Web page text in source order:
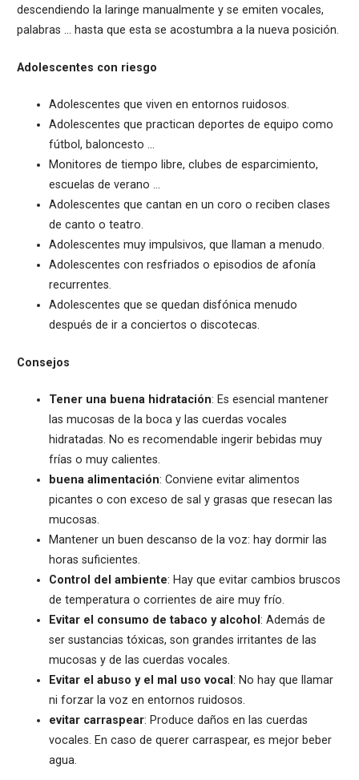
descendiendo la laringe manualmente y se emiten vocales,
palabras … hasta que esta se acostumbra a la nueva posición.
Adolescentes con riesgo
Adolescentes que viven en entornos ruidosos.
Adolescentes que practican deportes de equipo como
fútbol, ​​baloncesto …
Monitores de tiempo libre, clubes de esparcimiento,
escuelas de verano …
Adolescentes que cantan en un coro o reciben clases
de canto o teatro.
Adolescentes muy impulsivos, que llaman a menudo.
Adolescentes con resfriados o episodios de afonía
recurrentes.
Adolescentes que se quedan disfónica menudo
después de ir a conciertos o discotecas.
Consejos
Tener una buena hidratación: Es esencial mantener
las mucosas de la boca y las cuerdas vocales
hidratadas. No es recomendable ingerir bebidas muy
frías o muy calientes.
buena alimentación: Conviene evitar alimentos
picantes o con exceso de sal y grasas que resecan las
mucosas.
Mantener un buen descanso de la voz: hay dormir las
horas suficientes.
Control del ambiente: Hay que evitar cambios bruscos
de temperatura o corrientes de aire muy frío.
Evitar el consumo de tabaco y alcohol: Además de
ser sustancias tóxicas, son grandes irritantes de las
mucosas y de las cuerdas vocales.
Evitar el abuso y el mal uso vocal: No hay que llamar
ni forzar la voz en entornos ruidosos.
evitar carraspear: Produce daños en las cuerdas
vocales. En caso de querer carraspear, es mejor beber
agua.